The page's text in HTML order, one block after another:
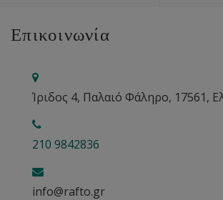
Επικοινωνία
Ίριδος 4, Παλαιό Φάληρο, 17561,
210 9842836
info@rafto.gr